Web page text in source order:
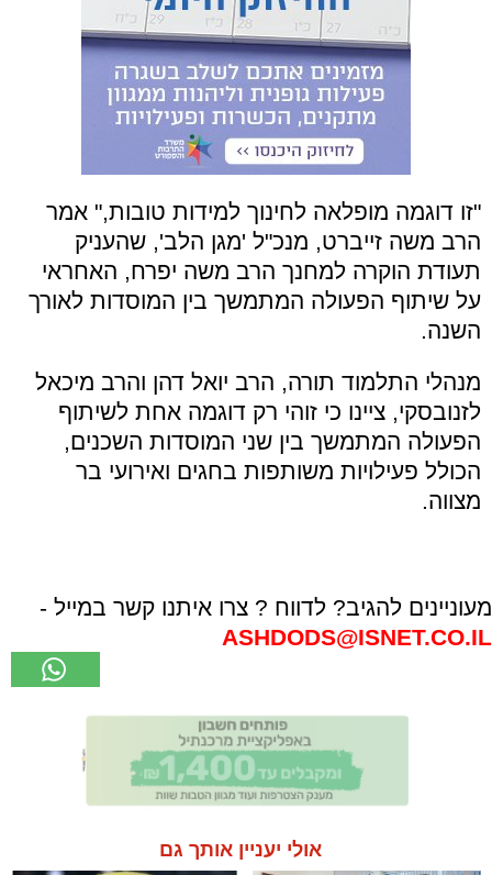
"זו דוגמה מופלאה לחינוך למידות טובות," אמר
הרב משה זייברט, מנכ"ל 'מגן הלב', שהעניק
תעודת הוקרה למחנך הרב משה יפרח, האחראי
על שיתוף הפעולה המתמשך בין המוסדות לאורך
השנה.
מנהלי התלמוד תורה, הרב יואל דהן והרב מיכאל
לזנובסקי, ציינו כי זוהי רק דוגמה אחת לשיתוף
הפעולה המתמשך בין שני המוסדות השכנים,
הכולל פעילויות משותפות בחגים ואירועי בר
מצווה.
מעוניינים להגיב? לדווח ? צרו איתנו קשר במייל -
ASHDODS@ISNET.CO.IL
אולי יעניין אותך גם